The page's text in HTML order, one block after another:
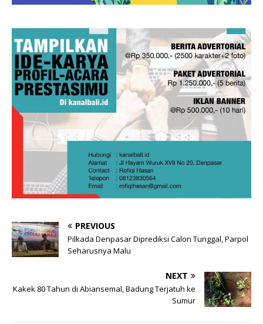
PREVIOUS
Pilkada Denpasar Diprediksi Calon Tunggal, Parpol
Seharusnya Malu
NEXT
Kakek 80 Tahun di Abiansemal, Badung Terjatuh ke
Sumur